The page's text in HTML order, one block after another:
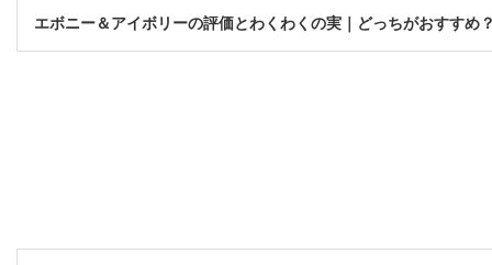
エボニー＆アイボリーの評価とわくわくの実｜どっちがおすすめ？